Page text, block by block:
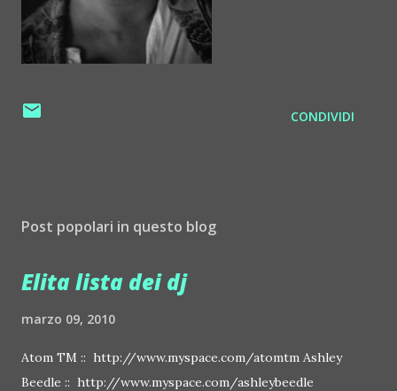
CONDIVIDI
Post popolari in questo blog
Elita lista dei dj
marzo 09, 2010
Atom TM :: http://www.myspace.com/atomtm Ashley
Beedle :: http://www.myspace.com/ashleybeedle